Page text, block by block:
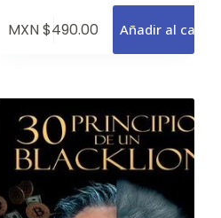
MXN $490.00 Añadir al